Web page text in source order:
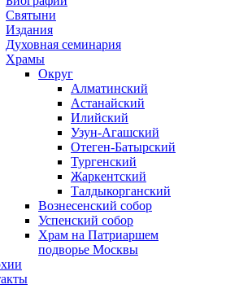
Святыни
Издания
Духовная семинария
Храмы
Округ
Алматинский
Астанайский
Илийский
Узун-Агашский
Отеген-Батырский
Тургенский
Жаркентский
Талдыкорганский
Вознесенский собор
Успенский собор
Храм на Патриаршем
подворье Москвы